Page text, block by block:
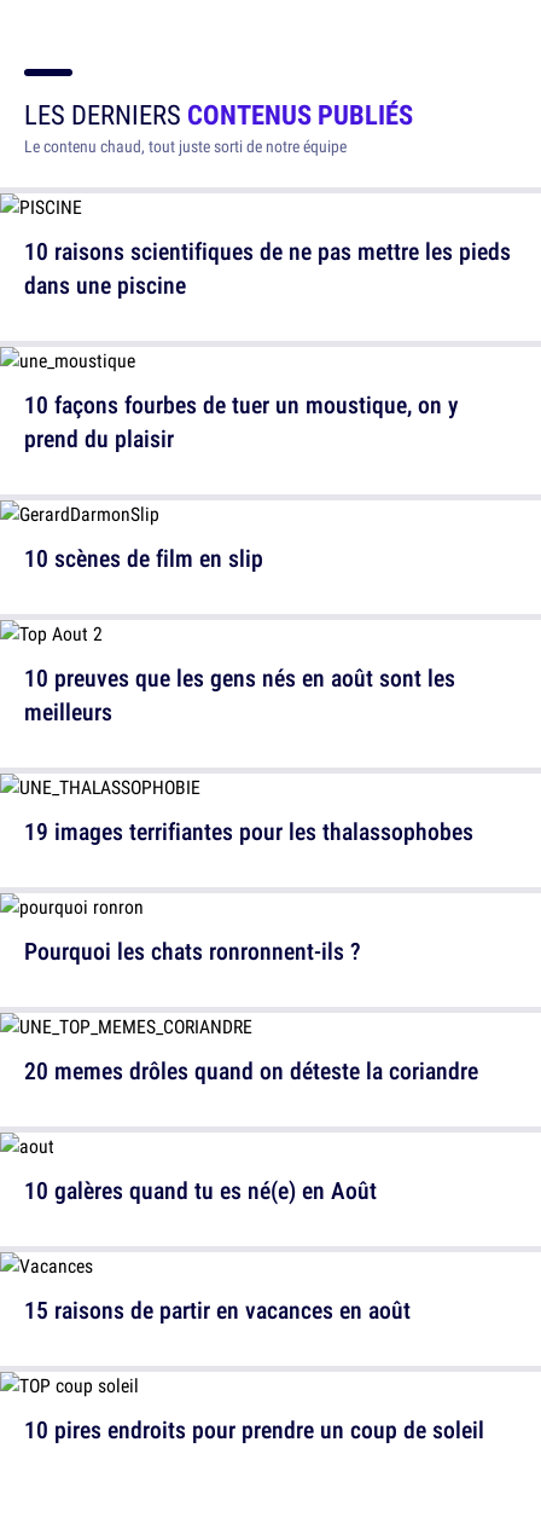
LES DERNIERS CONTENUS PUBLIÉS
Le contenu chaud, tout juste sorti de notre équipe
10 raisons scientifiques de ne pas mettre les pieds
dans une piscine
10 scènes de film en slip
19 images terrifiantes pour les thalassophobes
20 memes drôles quand on déteste la coriandre
15 raisons de partir en vacances en août
10 façons fourbes de tuer un moustique, on y
prend du plaisir
10 preuves que les gens nés en août sont les
meilleurs
Pourquoi les chats ronronnent-ils ?
10 galères quand tu es né(e) en Août
10 pires endroits pour prendre un coup de soleil